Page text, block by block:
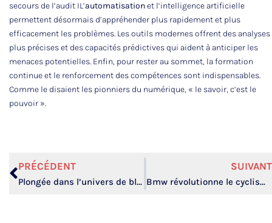
secours de l’audit IL’automatisationet l’intelligence artificielle
permettent désormais d’appréhender plus rapidement et plus
efficacement les problèmes. Les outils modernes offrent des analyses
plus précises et des capacités prédictives qui aident à anticiper les
menaces potentielles. Enfin, pour rester au sommet, la formation
continue et le renforcement des compétences sont indispensables.
Comme le disaient les pionniers du numérique, « le savoir, c’est le
pouvoir ».
PRÉCÉDENT
Plongée dans l’univers de blue bird micro : l’innovation qui redéfinit le high-tech
SUIVANT
Bmw révolutionne le cyclisme : découvrez leur vélo électrique high-tech